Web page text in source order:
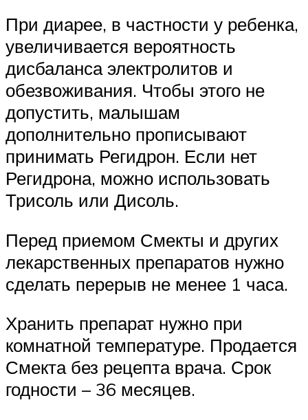
При диарее, в частности у ребенка,
увеличивается вероятность
дисбаланса электролитов и
обезвоживания. Чтобы этого не
допустить, малышам
дополнительно прописывают
принимать Регидрон. Если нет
Регидрона, можно использовать
Трисоль или Дисоль.
Перед приемом Смекты и других
лекарственных препаратов нужно
сделать перерыв не менее 1 часа.
Хранить препарат нужно при
комнатной температуре. Продается
Смекта без рецепта врача. Срок
годности – 36 месяцев.